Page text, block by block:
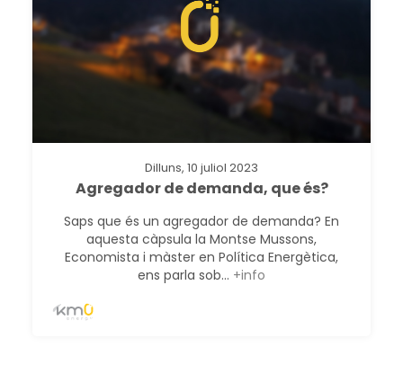
Dilluns, 10 juliol 2023
Agregador de demanda, que és?
Saps que és un agregador de demanda? En
aquesta càpsula la Montse Mussons,
Economista i màster en Política Energètica,
ens parla sob... +info